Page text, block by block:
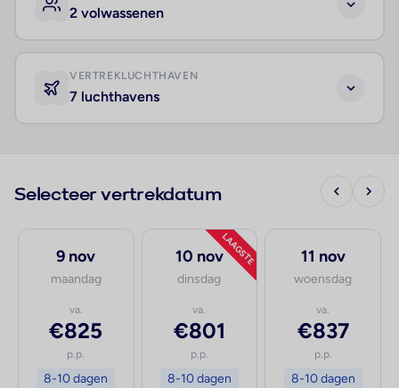
2 volwassenen
VERTREKLUCHTHAVEN
7 luchthavens
Selecteer vertrekdatum
9 nov
maandag
va.
€825
p.p.
8-10 dagen
LAAGSTE
10 nov
dinsdag
va.
€801
p.p.
8-10 dagen
11 nov
woensdag
va.
€837
p.p.
8-10 dagen